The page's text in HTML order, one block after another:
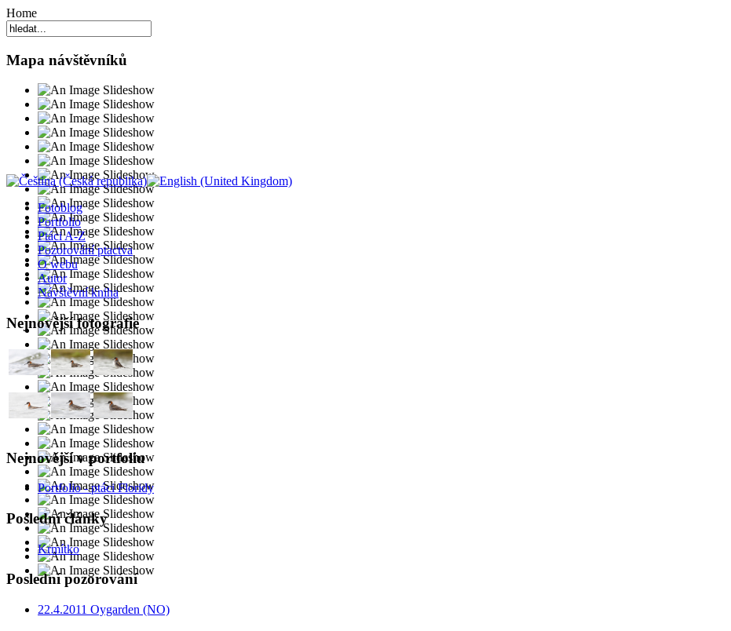
Home
Mapa návštěvníků
Fotoblog
Portfolio
Ptáci A-Z
Pozorování ptactva
O webu
Autor
Návštěvní kniha
Nejnovější fotografie
Nejnovější v portfoliu
Portfolio - ptáci Floridy
Poslední články
Krmítko
Poslední pozorování
22.4.2011 Oygarden (NO)